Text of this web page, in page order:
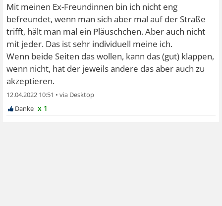
Mit meinen Ex-Freundinnen bin ich nicht eng
befreundet, wenn man sich aber mal auf der Straße
trifft, hält man mal ein Pläuschchen. Aber auch nicht
mit jeder. Das ist sehr individuell meine ich.
Wenn beide Seiten das wollen, kann das (gut) klappen,
wenn nicht, hat der jeweils andere das aber auch zu
akzeptieren.
12.04.2022 10:51 •
x 1